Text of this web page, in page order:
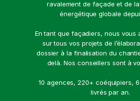
ravalement de façade et de
énergétique globale
En tant que façadiers, nous vous
sur tous vos projets de
dossier à la finalisation du
delà. Nos conseillers sont à
10 agences, 220+ coéquipiers,
livrés par an.